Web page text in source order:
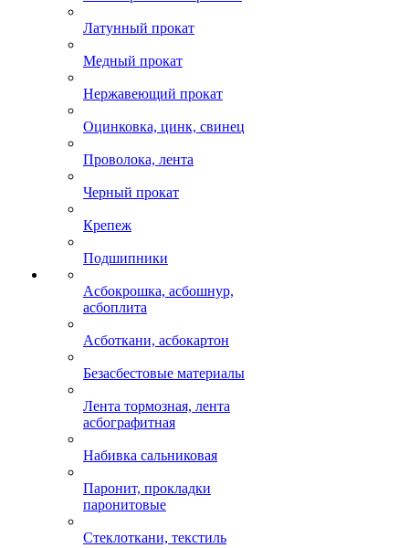
Латунный прокат
Медный прокат
Нержавеющий прокат
Оцинковка, цинк, свинец
Проволока, лента
Черный прокат
Крепеж
Подшипники
Асбокрошка, асбошнур,
асбоплита
Асботкани, асбокартон
Безасбестовые материалы
Лента тормозная, лента
асбографитная
Набивка сальниковая
Паронит, прокладки
паронитовые
Стеклоткани, текстиль